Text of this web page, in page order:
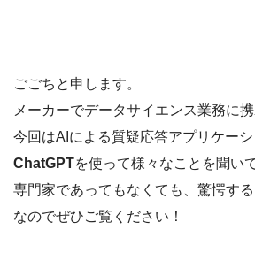
ごごちと申します。
メーカーでデータサイエンス業務に
今回はAIによる質疑応答アプリケー
ChatGPTを使って様々なことを聞い
専門家であってもなくても、驚愕す
なのでぜひご覧ください！